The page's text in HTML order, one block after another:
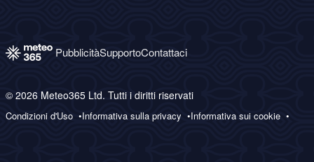
PubblicitàSupportoContattaci
© 2026 Meteo365 Ltd. Tutti i diritti riservati
Condizioni d'Uso Informativa sulla privacy Informativa sui cookie